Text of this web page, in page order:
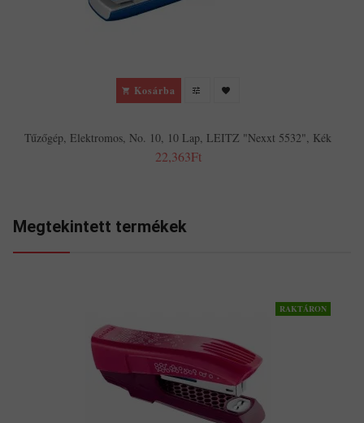
Kosárba
Tűzőgép, Elektromos, No. 10, 10 Lap, LEITZ "Nexxt 5532", Kék
22,363Ft
Megtekintett termékek
RAKTÁRON